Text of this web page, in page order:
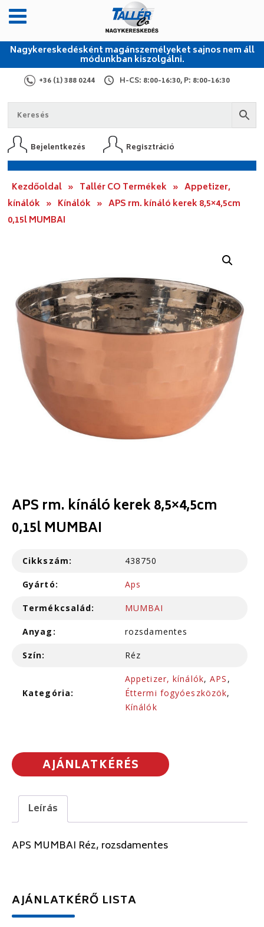
Nagykereskedésként magánszemélyeket sajnos nem áll
módunkban kiszolgálni.
+36 (1) 388 0244 H-CS: 8:00-16:30, P: 8:00-16:30
Bejelentkezés Regisztráció
Kezdőoldal » Tallér CO Termékek » Appetizer,
kínálók » Kínálók » APS rm. kínáló kerek 8,5×4,5cm
0,15l MUMBAI
APS rm. kínáló kerek 8,5×4,5cm
0,15l MUMBAI
Cikkszám: 438750
Gyártó: Aps
Termékcsalád: MUMBAI
Anyag: rozsdamentes
Szín: Réz
Kategória:
Appetizer, kínálók,APS ,
Éttermi fogyóeszközök,
Kínálók
AJÁNLATKÉRÉS
Leírás
APS MUMBAI Réz, rozsdamentes
AJÁNLATKÉRŐ LISTA